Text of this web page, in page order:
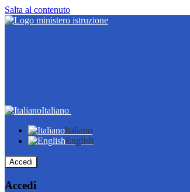
Salta al contenuto
Italiano
Italiano
English
Accedi
Accedi